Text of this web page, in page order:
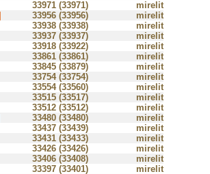
33971 (33971)
mirelit
33956 (33956)
mirelit
33938 (33938)
mirelit
33937 (33937)
mirelit
33918 (33922)
mirelit
33861 (33861)
mirelit
33845 (33879)
mirelit
33754 (33754)
mirelit
33554 (33560)
mirelit
33515 (33517)
mirelit
33512 (33512)
mirelit
33480 (33480)
mirelit
33437 (33439)
mirelit
33431 (33433)
mirelit
33426 (33426)
mirelit
33406 (33408)
mirelit
33397 (33401)
mirelit